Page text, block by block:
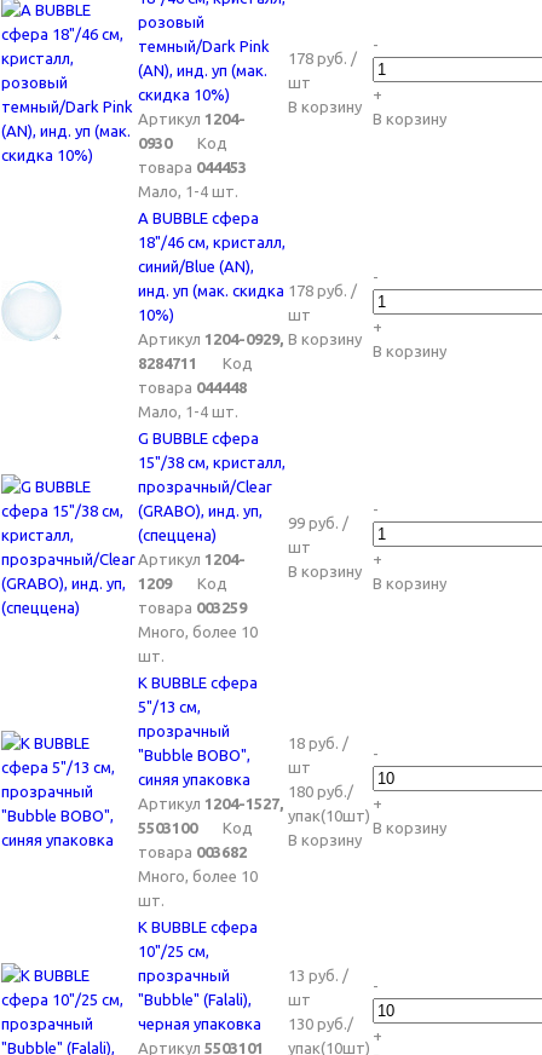
розовый
темный/Dark Pink
(AN), инд. уп (мак.
скидка 10%)
Артикул 1204-
0930Код
товара 044453
Мало, 1-4 шт.
178 руб. /
шт
В корзину
-
+
В корзину
A BUBBLE сфера
18"/46 см, кристалл,
синий/Blue (AN),
инд. уп (мак. скидка
10%)
Артикул 1204-0929,
8284711
Код
товара 044448
Мало, 1-4 шт.
178 руб. /
шт
В корзину
-
+
В корзину
G BUBBLE сфера
15"/38 см, кристалл,
прозрачный/Clear
(GRABO), инд. уп,
(спеццена)
Артикул 1204-
1209Код
товара 003259
Много, более 10
шт.
99 руб. /
шт
В корзину
-
+
В корзину
K BUBBLE сфера
5"/13 см,
прозрачный
"Bubble BOBO",
синяя упаковка
Артикул 1204-1527,
5503100Код
товара 003682
Много, более 10
шт.
18 руб. /
шт
180 руб./
упак(10шт)
В корзину
-
+
В корзину
K BUBBLE сфера
10"/25 см,
прозрачный
"Bubble" (Falali),
черная упаковка
Артикул 5503101
13 руб. /
шт
130 руб./
упак(10шт)
-
+